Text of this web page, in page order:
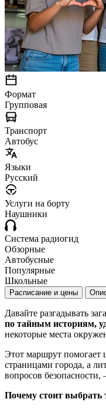
Формат
Групповая
Транспорт
Автобус
Языки
Русский
Услуги на борту
Наушники
Система радиогид
Обзорные
Автобусные
Популярные
Школьные
Расписание и цены
Давайте разгадывать
по тайным историям,
некоторые места
Этот маршрут помогает
страницами города, а
вопросов
Почему стоит выбрать